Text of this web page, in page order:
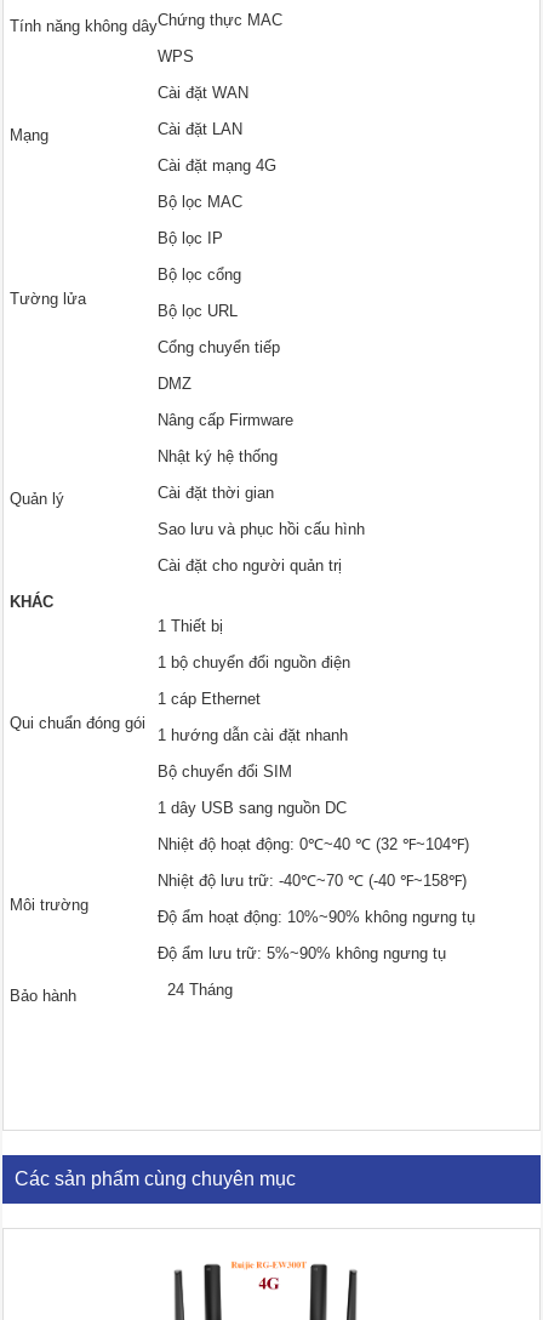
Tính năng không dâyChứng thực MAC
WPS
Mạng
Cài đặt WAN
Cài đặt LAN
Cài đặt mạng 4G
Tường lửa
Bộ lọc MAC
Bộ lọc IP
Bộ lọc cổng
Bộ lọc URL
Cổng chuyển tiếp
DMZ
Quản lý
Nâng cấp Firmware
Nhật ký hệ thống
Cài đặt thời gian
Sao lưu và phục hồi cấu hình
Cài đặt cho người quản trị
KHÁC
Qui chuẩn đóng gói
1 Thiết bị
1 bộ chuyển đổi nguồn điện
1 cáp Ethernet
1 hướng dẫn cài đặt nhanh
Bộ chuyển đổi SIM
1 dây USB sang nguồn DC
Môi trường
Nhiệt độ hoạt động: 0℃~40 ℃ (32 ℉~104℉)
Nhiệt độ lưu trữ: -40℃~70 ℃ (-40 ℉~158℉)
Độ ẩm hoạt động: 10%~90% không ngưng tụ
Độ ẩm lưu trữ: 5%~90% không ngưng tụ
Bảo hành 24 Tháng
Các sản phẩm cùng chuyên mục